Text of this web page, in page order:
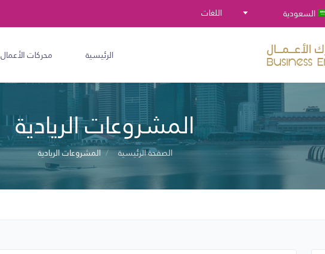
السعودية اللغات
الرئيسية محركات الأعمال
المشروعات الريادية
الصفحة الرئيسية المشروعات الريادية